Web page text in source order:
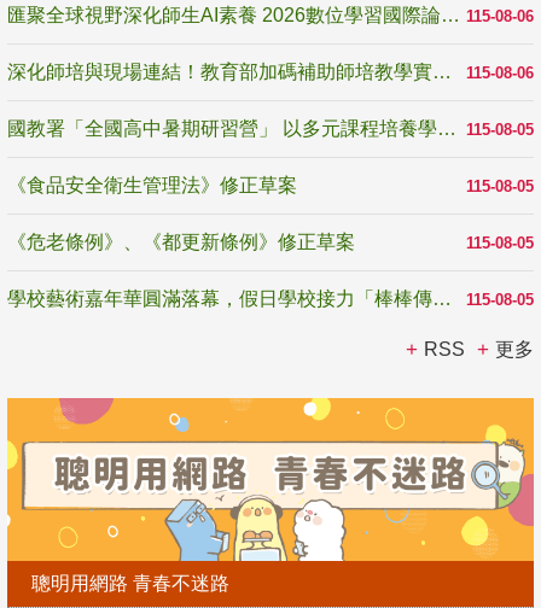
115-08-06
匯聚全球視野深化師生AI素養 2026數位學習國際論壇高雄登場
115-08-06
深化師培與現場連結！教育部加碼補助師培教學實踐研究 10月師培國際研討會交流教學實踐經驗
115-08-05
國教署「全國高中暑期研習營」 以多元課程培養學生瞭解誠信專業與倫理價值
115-08-05
《食品安全衛生管理法》修正草案
115-08-05
《危老條例》、《都更新條例》修正草案
115-08-05
學校藝術嘉年華圓滿落幕，假日學校接力「棒棒傳美感」
RSS 更多
聰明用網路 青春不迷路